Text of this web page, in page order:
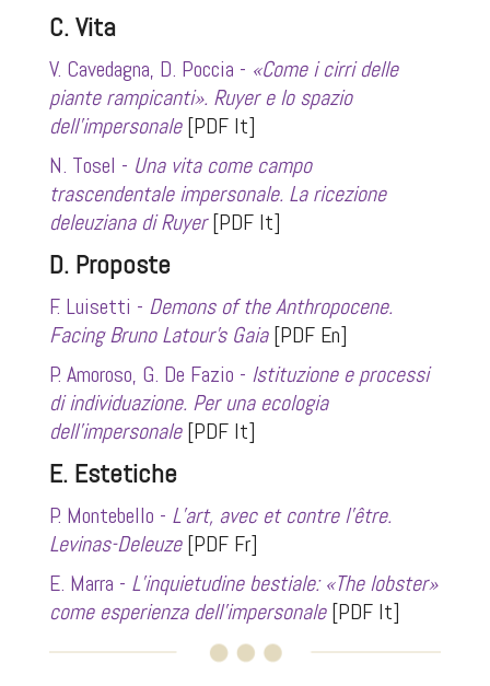
C. Vita
V. Cavedagna, D. Poccia - «Come i cirri delle
piante rampicanti». Ruyer e lo spazio
dell’impersonale[PDF It]
N. Tosel - Una vita come campo
trascendentale impersonale. La ricezione
deleuziana di Ruyer[PDF It]
D. Proposte
F. Luisetti - Demons of the Anthropocene.
Facing Bruno Latour’s Gaia[PDF En]
P. Amoroso, G. De Fazio - Istituzione e processi
di individuazione. Per una ecologia
dell’impersonale[PDF It]
E. Estetiche
P. Montebello - L’art, avec et contre l’être.
Levinas-Deleuze[PDF Fr]
E. Marra - L’inquietudine bestiale:«The lobster»
come esperienza dell’impersonale[PDF It]